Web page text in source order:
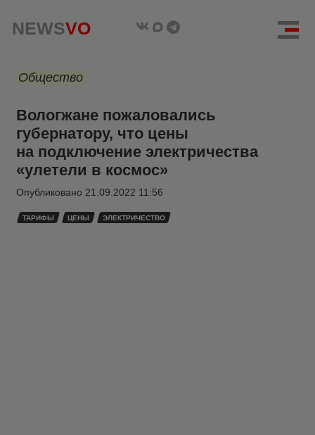
NEWSVO
Общество
Вологжане пожаловались
губернатору, что цены
на подключение электричества
«улетели в космос»
Опубликовано 21.09.2022 11:56
ТАРИФЫ ЦЕНЫ ЭЛЕКТРИЧЕСТВО